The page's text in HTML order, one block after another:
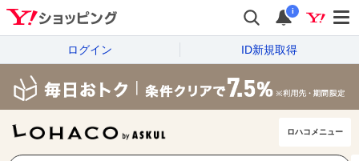
i
ログイン ID新規取得
ロハコメニュー